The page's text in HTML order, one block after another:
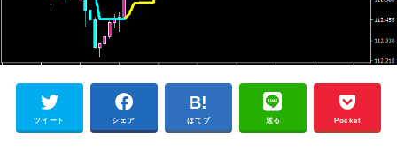
ツイート シェア はてブ 送る Pocket